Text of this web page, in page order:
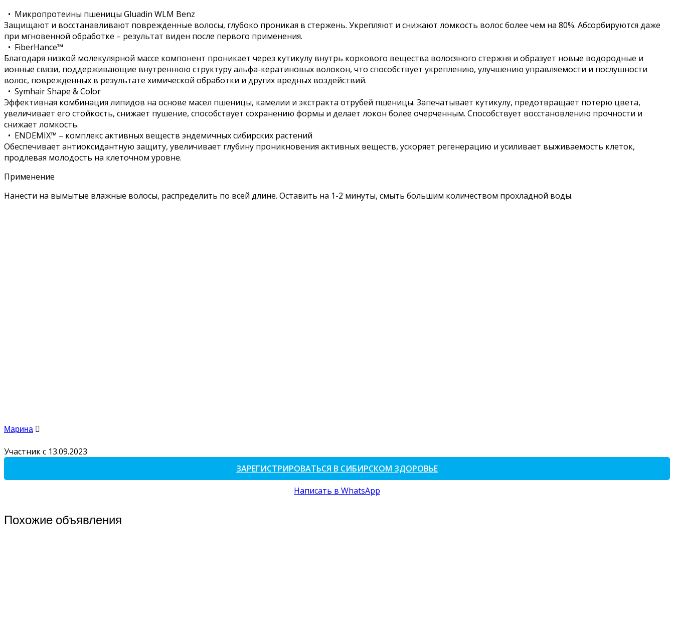
• Микропротеины пшеницы Gluadin WLM Benz
Защищают и восстанавливают поврежденные волосы, глубоко проникая в стержень. Укрепляют и снижают ломкость волос более чем на 80%. Абсорбируются даже
при мгновенной обработке – результат виден после первого применения.
• FiberHance™
Благодаря низкой молекулярной массе компонент проникает через кутикулу внутрь коркового вещества волосяного стержня и образует новые водородные и
ионные связи, поддерживающие внутреннюю структуру альфа-кератиновых волокон, что способствует укреплению, улучшению управляемости и послушности
волос, поврежденных в результате химической обработки и других вредных воздействий.
• Symhair Shape & Color
Эффективная комбинация липидов на основе масел пшеницы, камелии и экстракта отрубей пшеницы. Запечатывает кутикулу, предотвращает потерю цвета,
увеличивает его стойкость, снижает пушение, способствует сохранению формы и делает локон более очерченным. Способствует восстановлению прочности и
снижает ломкость.
• ENDEMIX™ – комплекс активных веществ эндемичных сибирских растений
Обеспечивает антиоксидантную защиту, увеличивает глубину проникновения активных веществ, ускоряет регенерацию и усиливает выживаемость клеток,
продлевая молодость на клеточном уровне.
Применение
Нанести на вымытые влажные волосы, распределить по всей длине. Оставить на 1-2 минуты, смыть большим количеством прохладной воды.
Марина
Участник с 13.09.2023
ЗАРЕГИСТРИРОВАТЬСЯ В СИБИРСКОМ ЗДОРОВЬЕ
Написать в WhatsApp
Похожие объявления